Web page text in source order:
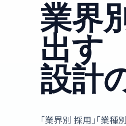
業界
出す
設計
「業界別 採用」「業